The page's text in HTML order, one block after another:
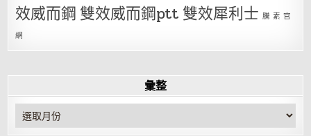
效威而鋼 雙效威而鋼ptt 雙效犀利士 騰 素 官
網
彙整
彙
整